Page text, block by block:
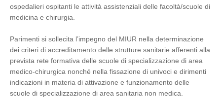
ospedalieri ospitanti le attività assistenziali delle facoltà/scuole di
medicina e chirurgia.
Parimenti si sollecita l’impegno del MIUR nella determinazione
dei criteri di accreditamento delle strutture sanitarie afferenti alla
prevista rete formativa delle scuole di specializzazione di area
medico-chirurgica nonché nella fissazione di univoci e dirimenti
indicazioni in materia di attivazione e funzionamento delle
scuole di specializzazione di area sanitaria non medica.